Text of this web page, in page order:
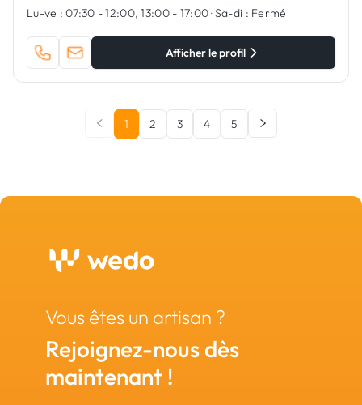
Lu-ve : 07:30 - 12:00, 13:00 - 17:00·Sa-di : Fermé
Afficher le profil
1 2 3 4 5
Vous êtes un artisan ?
Rejoignez-nous dès
maintenant !